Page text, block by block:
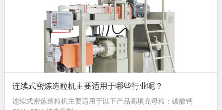
连续式密炼造粒机主要适用于哪些行业呢？
连续式密炼造粒机主要适用于以下产品高填充母粒：碳酸钙